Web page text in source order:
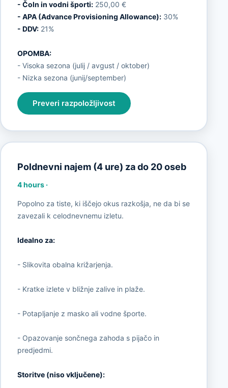
- Čoln in vodni športi:250,00 €
- APA (Advance Provisioning Allowance):30%
- DDV:21%
OPOMBA:
- Visoka sezona (julij / avgust / oktober)
- Nizka sezona (junij/september)
Preveri razpoložljivost
Poldnevni najem (4 ure) za do 20 oseb
4 hours·
Popolno za tiste, ki iščejo okus razkošja, ne da bi se
zavezali k celodnevnemu izletu.
Idealno za:
- Slikovita obalna križarjenja.
- Kratke izlete v bližnje zalive in plaže.
- Potapljanje z masko ali vodne športe.
- Opazovanje sončnega zahoda s pijačo in
predjedmi.
Storitve (niso vključene):